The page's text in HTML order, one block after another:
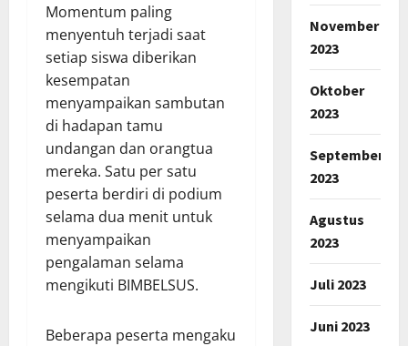
Momentum paling
menyentuh terjadi saat
setiap siswa diberikan
kesempatan
menyampaikan sambutan
di hadapan tamu
undangan dan orangtua
mereka. Satu per satu
peserta berdiri di podium
selama dua menit untuk
menyampaikan
pengalaman selama
mengikuti BIMBELSUS.
Beberapa peserta mengaku
November
2023
Oktober
2023
September
2023
Agustus
2023
Juli 2023
Juni 2023